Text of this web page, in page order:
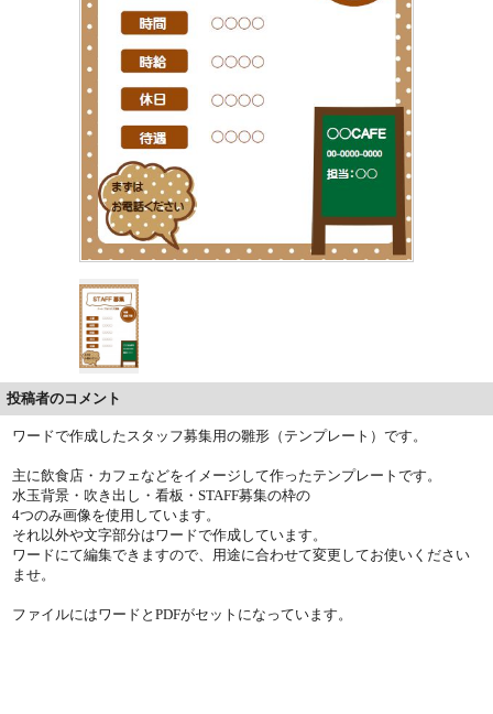
投稿者のコメント
ワードで作成したスタッフ募集用の雛形（テンプレート）です。
主に飲食店・カフェなどをイメージして作ったテンプレートです。
水玉背景・吹き出し・看板・STAFF募集の枠の
4つのみ画像を使用しています。
それ以外や文字部分はワードで作成しています。
ワードにて編集できますので、用途に合わせて変更してお使いください
ませ。
ファイルにはワードとPDFがセットになっています。